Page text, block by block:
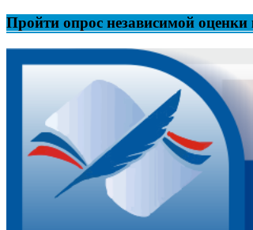
Пройти опрос независимой оценки